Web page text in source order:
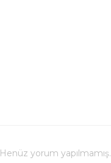
Henüz yorum yapılmamış.